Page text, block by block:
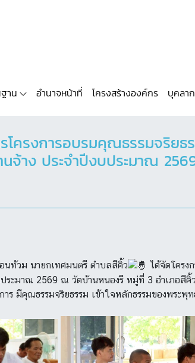
าน อำนาจหน้าที่ โครงสร้างองค์กร บุคลา
โครงการอบรมคุณธรรมจริ
จ้าง ประจำปีงบประมาณ
นท้วม นายกเทศมนตรี ตำบลสีคิ้ว
ได้จัดโครง
ระมาณ 2569 ณ วัดบ้านหนองรี หมู่ที่ 3 อำเภอสีคิ้
าร มีคุณธรรมจริยธรรม เข้าใจหลักธรรมของพร